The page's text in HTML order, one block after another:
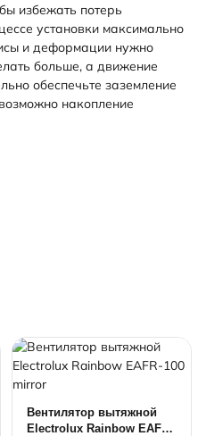
избежать потерь
установки максимально
и деформации нужно
больше, а движение
обеспечьте заземление
накопление
Вентилятор вытяжной
Electrolux Rainbow EAFR-